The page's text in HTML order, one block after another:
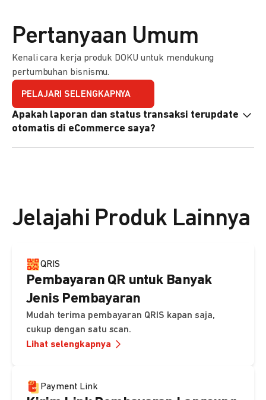
Pertanyaan Umum
Kenali cara kerja produk DOKU untuk mendukung
pertumbuhan bisnismu.
PELAJARI SELENGKAPNYA
Apakah laporan dan status transaksi terupdate
otomatis di eCommerce saya?
Jelajahi Produk Lainnya
QRIS
Pembayaran QR untuk Banyak
Jenis Pembayaran
Mudah terima pembayaran QRIS kapan saja,
cukup dengan satu scan.
Lihat selengkapnya
Payment Link